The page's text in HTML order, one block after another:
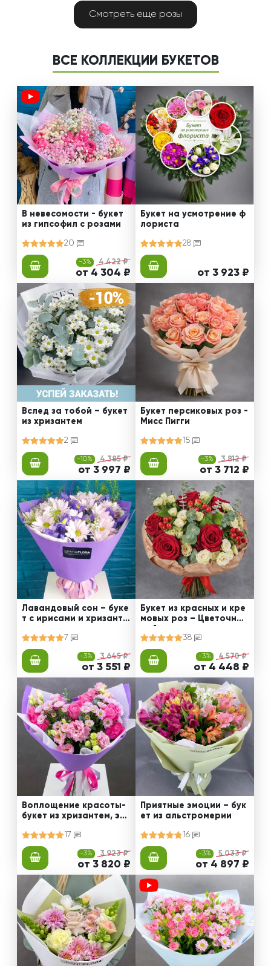
Смотреть еще розы
ВСЕ КОЛЛЕКЦИИ БУКЕТОВ
В невесомости - букет
из гипсофил с розами
20
-3% 4 422 ₽
от 4 304 ₽
Букет на усмотрение ф
лориста
28
от 3 923 ₽
Вслед за тобой – букет
из хризантем
2
-10% 4 385 ₽
от 3 997 ₽
Букет персиковых роз -
Мисс Пигги
15
-3% 3 812 ₽
от 3 712 ₽
Лавандовый сон – буке
т с ирисами и хризанте
7
-3% 3 645 ₽
от 3 551 ₽
Букет из красных и кре
мовых роз – Цветочный
38
-3% 4 570 ₽
от 4 448 ₽
Воплощение красоты-
букет из хризантем, эус
17
-3% 3 923 ₽
от 3 820 ₽
Приятные эмоции – бук
ет из альстромерии
16
-3% 5 033 ₽
от 4 897 ₽